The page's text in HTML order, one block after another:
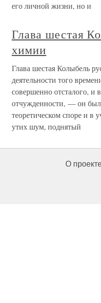
его личной жизни, но и
Глава шестая
химии
Глава шестая Колыбель
деятельности того
совершенно отсталого, и
отчужденности, — он был
теоретическом споре и в
утих шум, поднятый
О